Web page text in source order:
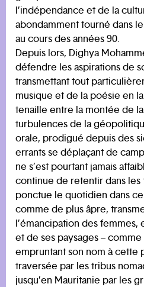
l’indépendance et de la
abondamment tourné dans
au cours des années 90.
Depuis lors, Dighya
défendre les aspirations de
transmettant tout
musique et de la poésie en
tenaille entre la montée de
turbulences de la
orale, prodigué depuis des
errants se déplaçant de
ne s’est pourtant jamais
continue de retentir dans les
ponctue le quotidien dans
comme de plus âpre,
l’émancipation des femmes,
et de ses paysages –
empruntant son nom à cette
traversée par les tribus
jusqu’en Mauritanie par les